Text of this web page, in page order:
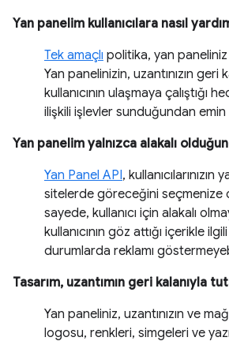
Yan panelim kullanıcılara nasıl
Tek amaçlı politika, yan
Yan panelinizin, uzantınızın geri
kullanıcının ulaşmaya çalıştığı
ilişkili işlevler sunduğundan emin
Yan panelim yalnızca alakalı
Yan Panel API,
sitelerde göreceğini seçmenize
sayede, kullanıcı için alakalı
kullanıcının göz attığı içerikle
durumlarda reklamı
Tasarım, uzantımın geri kalanıyla
Yan paneliniz, uzantınızın ve
logosu, renkleri, simgeleri ve